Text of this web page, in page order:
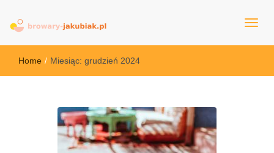
browary-jakubiak.pl
Home / Miesiąc: grudzień 2024